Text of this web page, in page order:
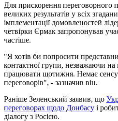
Для прискорення переговорного
великих результатів у всіх
імплементації домовленостей
четвірки Єрмак запропонував
частіше.
"Я хотів би попросити
контактної групи, незважаючи
працювати щотижня. Немає сенсу
переговорів", - зазначив він.
Раніше Зеленський заявив, що
переговорах щодо Донбасу і
діалогу з Росією.